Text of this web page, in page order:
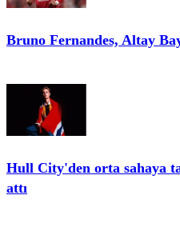
Bruno Fernandes, Altay
Hull City'den orta sahaya
attı